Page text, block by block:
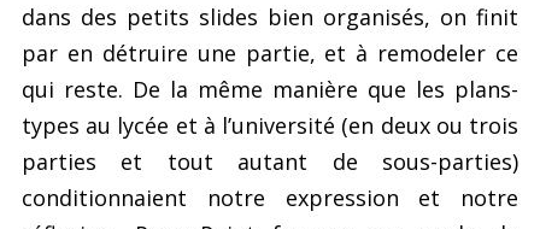
dans des petits slides bien organisés, on finit
par en détruire une partie, et à remodeler ce
qui reste. De la même manière que les plans-
types au lycée et à l’université (en deux ou trois
parties et tout autant de sous-parties)
conditionnaient notre expression et notre